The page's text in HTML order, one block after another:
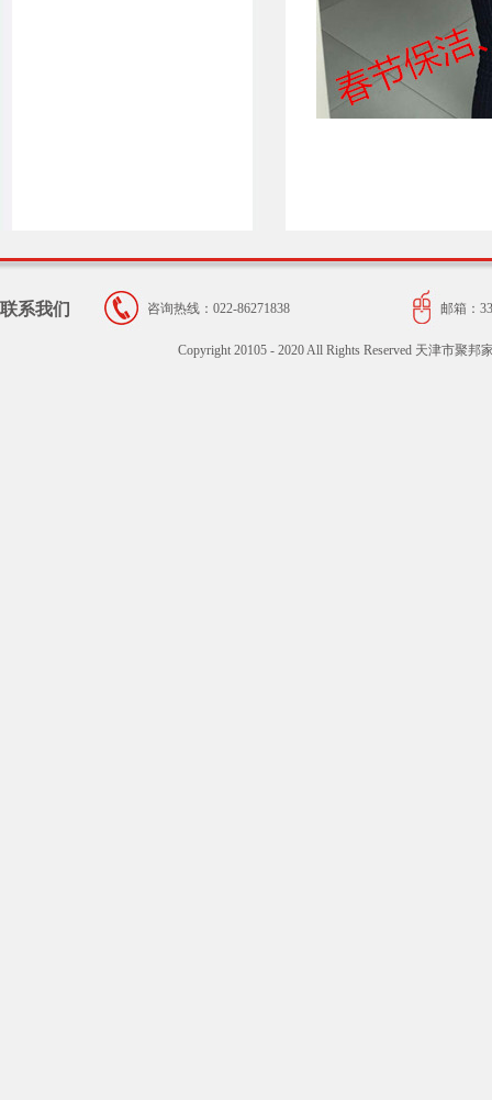
联系我们 咨询热线：022-86271838 邮箱：
Copyright 20105 - 2020 All Rights Reserved 天津市聚